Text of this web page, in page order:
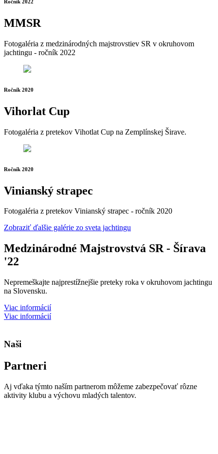
Ročník 2022
MMSR
Fotogaléria z medzinárodných majstrovstiev SR v okruhovom
jachtingu - ročník 2022
Ročník 2020
Vihorlat Cup
Fotogaléria z pretekov Vihotlat Cup na Zemplínskej Širave.
Ročník 2020
Vinianský strapec
Fotogaléria z pretekov Vinianský strapec - ročník 2020
Zobraziť ďalšie galérie zo sveta jachtingu
Medzinárodné Majstrovstvá SR - Šírava
'22
Nepremeškajte najprestížnejšie preteky roka v okruhovom jachtingu
na Slovensku.
Viac informácií
Viac informácií
Naši
Partneri
Aj vďaka týmto naším partnerom môžeme zabezpečovať rôzne
aktivity klubu a výchovu mladých talentov.